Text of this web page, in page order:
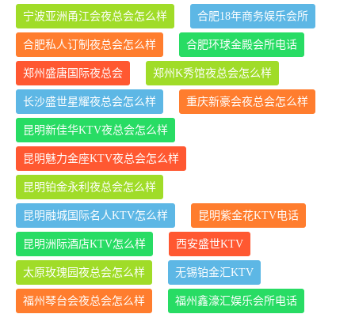
宁波亚洲甬江会夜总会怎么样 合肥18年商务娱乐会所
合肥私人订制夜总会怎么样 合肥环球金殿会所电话
郑州盛唐国际夜总会 郑州K秀馆夜总会怎么样
长沙盛世星耀夜总会怎么样 重庆新豪会夜总会怎么样
昆明新佳华KTV夜总会怎么样
昆明魅力金座KTV夜总会怎么样
昆明铂金永利夜总会怎么样
昆明融城国际名人KTV怎么样 昆明紫金花KTV电话
昆明洲际酒店KTV怎么样 西安盛世KTV
太原玫瑰园夜总会怎么样 无锡铂金汇KTV
福州琴台会夜总会怎么样 福州鑫濠汇娱乐会所电话